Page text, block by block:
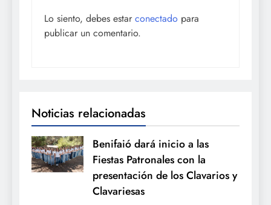
Lo siento, debes estar conectado para
publicar un comentario.
Noticias relacionadas
Benifaió dará inicio a las
Fiestas Patronales con la
presentación de los Clavarios y
Clavariesas